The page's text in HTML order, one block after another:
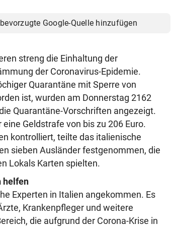
Google-Quelle hinzufügen
streng die Einhaltung der
der Coronavirus-Epidemie.
Quarantäne mit Sperre von
ist, wurden am Donnerstag 2162
Quarantäne-Vorschriften angezeigt.
Geldstrafe von bis zu 206 Euro.
kontrolliert, teilte das italienische
sieben Ausländer festgenommen, die
Lokals Karten spielten.
helfen
Experten in Italien angekommen. Es
Krankenpfleger und weitere
die aufgrund der Corona-Krise in